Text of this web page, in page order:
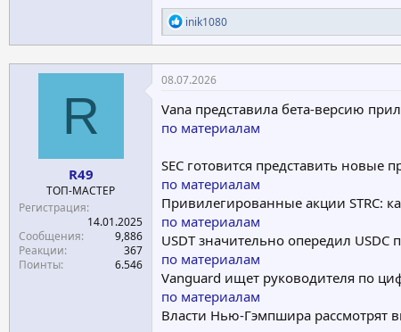
Р
е
а
к
ц
и
и
inik1080
R
R49
ТОП-МАСТЕР
Регистрация
14.01.2025
Сообщения
9,886
Реакции
367
Поинты
6.546
08.07.2026
Vana представила бета-версию
по материалам
SEC готовится представить
по материалам
Привилегированные акции STRC:
по материалам
USDT значительно опередил
по материалам
Vanguard ищет руководителя по
по материалам
Власти Нью-Гэмпшира рассмотрят